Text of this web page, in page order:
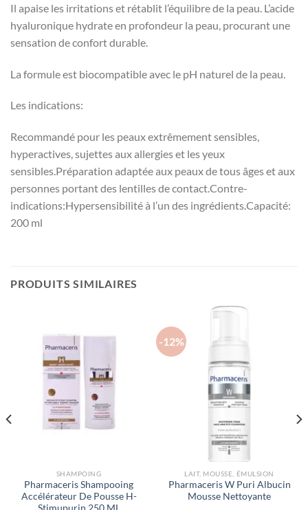
Il apaise les irritations et rétablit l’équilibre de la peau. L’acide
hyaluronique hydrate en profondeur la peau, procurant une
sensation de confort durable.
La formule est biocompatible avec le pH naturel de la peau.
Les indications:
Recommandé pour les peaux extrêmement sensibles,
hyperactives, sujettes aux allergies et les yeux
sensibles.Préparation adaptée aux peaux de tous âges et aux
personnes portant des lentilles de contact.Contre-
indications:Hypersensibilité à l’un des ingrédients.Capacité:
200 ml
PRODUITS SIMILAIRES
SHAMPOING
Pharmaceris Shampooing
Accélérateur De Pousse H-
-12%
LAIT, MOUSSE, ÉMULSION
Pharmaceris W Puri Albucin
Mousse Nettoyante